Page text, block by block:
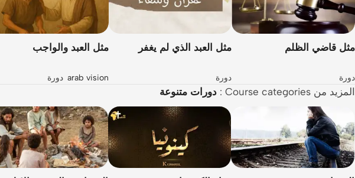
مثل قاضي الظلم
دورة
مثل العبد الذي لم يغفر
دورة
مثل العبد والواجب
arab vision دورة
المزيد من Course categories : دورات متنوعة